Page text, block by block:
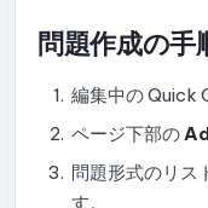
テスト前のフォー
試験結果の表示
採点と受験回数
オンライン試験
問題作成の手
編集中の Quick
ページ下部の
問題形式のリス
す。